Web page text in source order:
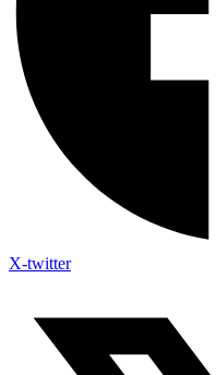
X-twitter